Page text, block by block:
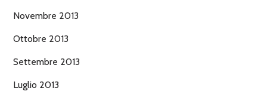
Novembre 2013
Ottobre 2013
Settembre 2013
Luglio 2013